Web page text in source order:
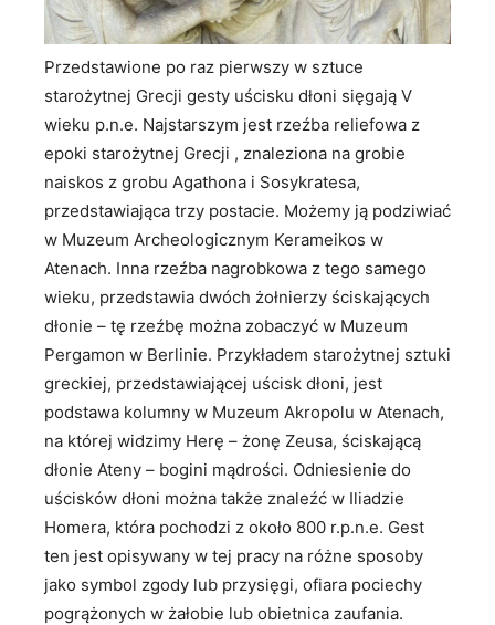
Przedstawione po raz pierwszy w sztuce
starożytnej Grecji gesty uścisku dłoni sięgają V
wieku p.n.e. Najstarszym jest rzeźba reliefowa z
epoki starożytnej Grecji , znaleziona na grobie
naiskos z grobu Agathona i Sosykratesa,
przedstawiająca trzy postacie. Możemy ją podziwiać
w Muzeum Archeologicznym Kerameikos w
Atenach. Inna rzeźba nagrobkowa z tego samego
wieku, przedstawia dwóch żołnierzy ściskających
dłonie – tę rzeźbę można zobaczyć w Muzeum
Pergamon w Berlinie. Przykładem starożytnej sztuki
greckiej, przedstawiającej uścisk dłoni, jest
podstawa kolumny w Muzeum Akropolu w Atenach,
na której widzimy Herę – żonę Zeusa, ściskającą
dłonie Ateny – bogini mądrości. Odniesienie do
uścisków dłoni można także znaleźć w Iliadzie
Homera, która pochodzi z około 800 r.p.n.e. Gest
ten jest opisywany w tej pracy na różne sposoby
jako symbol zgody lub przysięgi, ofiara pociechy
pogrążonych w żałobie lub obietnica zaufania.